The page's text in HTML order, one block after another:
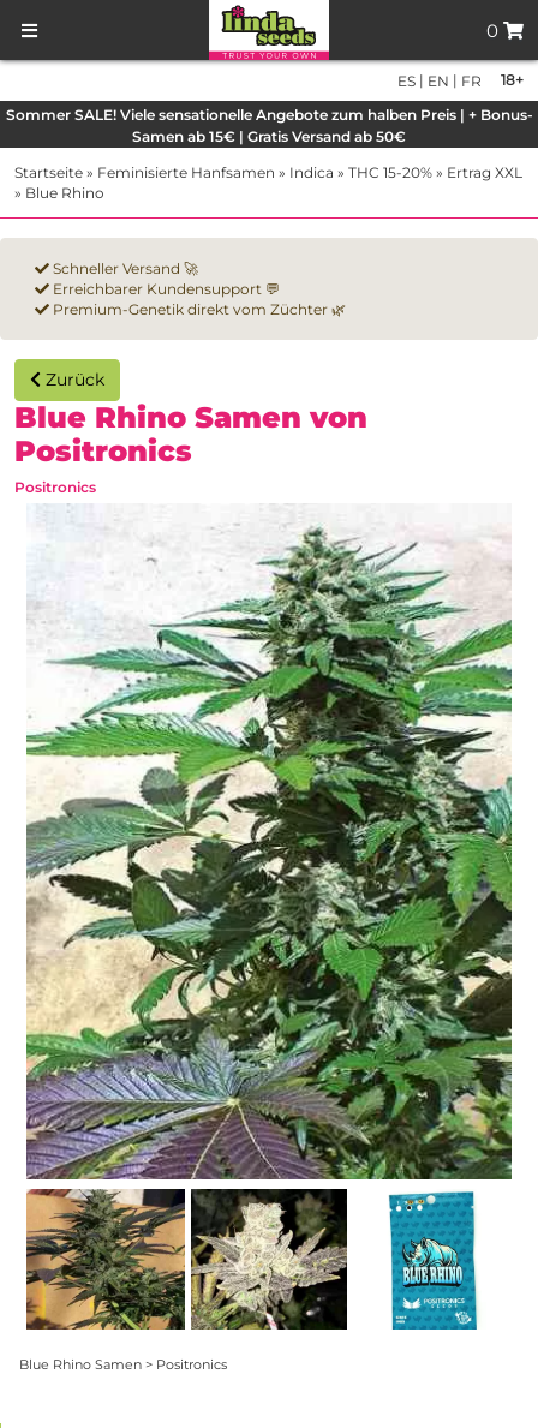
0
18+
ES | EN | FR
Sommer SALE! Viele sensationelle Angebote zum halben Preis | + Bonus-
Samen ab 15€ | Gratis Versand ab 50€
Startseite » Feminisierte Hanfsamen » Indica » THC 15-20% » Ertrag XXL
» Blue Rhino
Schneller Versand 🚀
Erreichbarer Kundensupport 💬
Premium-Genetik direkt vom Züchter 🌿
Zurück
Blue Rhino Samen von
Positronics
Positronics
Blue Rhino Samen > Positronics